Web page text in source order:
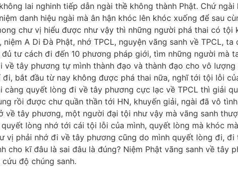
lai nghinh tiếp dẫn ngài thề không thành Phật. Chứ
danh hiệu ngài mà ân hận khóc lên khóc xuống để sau
chư vị hiểu được như vậy thì những người phá thai có
A Di Đà Phật, nhớ TPCL, nguyện vãng sanh về TPCL,
tư cách đi đến 10 phương pháp giới, tìm những người mà
tây phương tự mình thành đạo và thành đạo cho vô
bắt đầu từ nay không được phá thai nữa, nghĩ tới tội lỗi
càng quyết lòng đi về tây phương cực lạc về TPCL thì giải
rồi được chư quần thần tới HN, khuyến giải, ngài đã vô
về tây phương, một người đại tội như vậy mà vãng sanh
lòng nhớ tới cái tội lỗi của mình, quyết lòng mà khóc
vị phải nhớ đi về tây phương cũng do mình quyết lòng đi,
cho kĩ đâu là sai đâu là đúng? Niệm Phật vãng sanh về tây
độ chúng sanh.